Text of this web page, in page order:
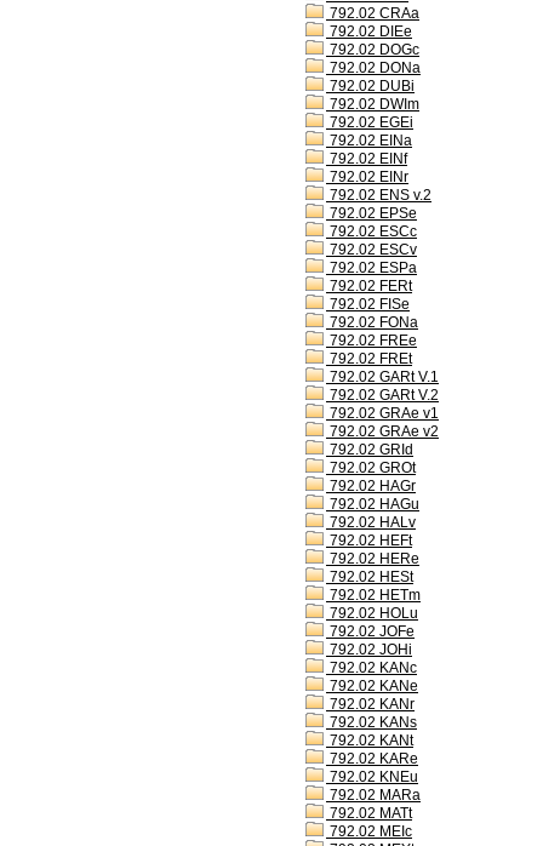
792.02 CRAa
792.02 DIEe
792.02 DOGc
792.02 DONa
792.02 DUBi
792.02 DWIm
792.02 EGEi
792.02 EINa
792.02 EINf
792.02 EINr
792.02 ENS v.2
792.02 EPSe
792.02 ESCc
792.02 ESCv
792.02 ESPa
792.02 FERt
792.02 FISe
792.02 FONa
792.02 FREe
792.02 FREt
792.02 GARt V.1
792.02 GARt V.2
792.02 GRAe v1
792.02 GRAe v2
792.02 GRId
792.02 GROt
792.02 HAGr
792.02 HAGu
792.02 HALv
792.02 HEFt
792.02 HERe
792.02 HESt
792.02 HETm
792.02 HOLu
792.02 JOFe
792.02 JOHi
792.02 KANc
792.02 KANe
792.02 KANr
792.02 KANs
792.02 KANt
792.02 KARe
792.02 KNEu
792.02 MARa
792.02 MATt
792.02 MEIc